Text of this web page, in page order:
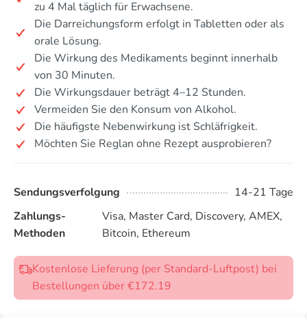
zu 4 Mal täglich für Erwachsene.
Die Darreichungsform erfolgt in Tabletten oder als
orale Lösung.
Die Wirkung des Medikaments beginnt innerhalb
von 30 Minuten.
Die Wirkungsdauer beträgt 4–12 Stunden.
Vermeiden Sie den Konsum von Alkohol.
Die häufigste Nebenwirkung ist Schläfrigkeit.
Möchten Sie Reglan ohne Rezept ausprobieren?
Sendungsverfolgung
14-21 Tage
Zahlungs-
Methoden
Visa, Master Card, Discovery, AMEX,
Bitcoin, Ethereum
Kostenlose Lieferung (per Standard-Luftpost) bei
Bestellungen über €172.19